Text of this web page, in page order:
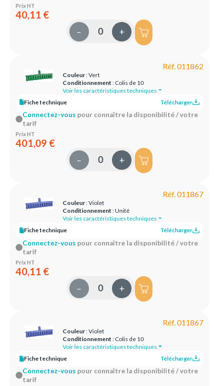
Prix HT
40,11 €
– +
Réf. 011862
Couleur: Vert
Conditionnement : Colis de 10
Voir les caractéristiques techniques
Fiche technique
Télécharger
Connectez-vous pour connaître la disponibilité / votre
tarif
Prix HT
401,09 €
– +
Réf. 011867
Couleur: Violet
Conditionnement : Unité
Voir les caractéristiques techniques
Fiche technique
Télécharger
Connectez-vous pour connaître la disponibilité / votre
tarif
Prix HT
40,11 €
– +
Réf. 011867
Couleur: Violet
Conditionnement : Colis de 10
Voir les caractéristiques techniques
Fiche technique
Télécharger
Connectez-vous pour connaître la disponibilité / votre
tarif